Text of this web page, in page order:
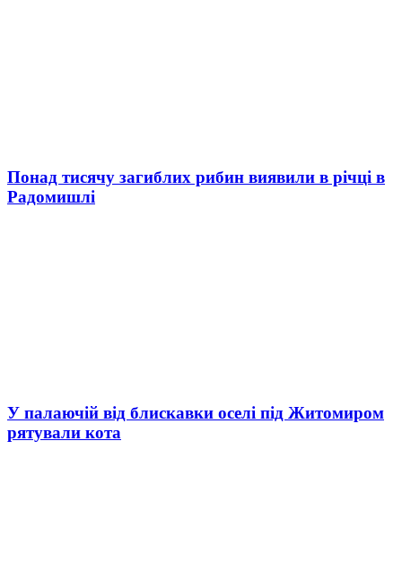
Понад тисячу загиблих рибин виявили в річці в
Радомишлі
У палаючій від блискавки оселі під Житомиром
рятували кота